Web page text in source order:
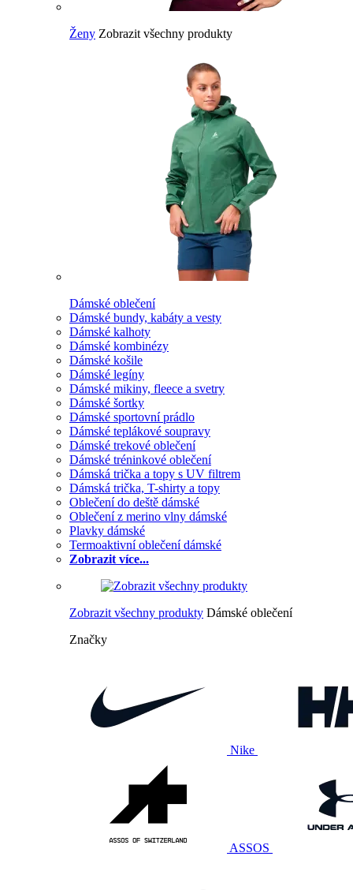
Ženy Zobrazit všechny produkty
Dámské oblečení
Dámské bundy, kabáty a vesty
Dámské kalhoty
Dámské kombinézy
Dámské košile
Dámské legíny
Dámské mikiny, fleece a svetry
Dámské šortky
Dámské sportovní prádlo
Dámské teplákové soupravy
Dámské trekové oblečení
Dámské tréninkové oblečení
Dámská trička a topy s UV filtrem
Dámská trička, T-shirty a topy
Oblečení do deště dámské
Oblečení z merino vlny dámské
Plavky dámské
Termoaktivní oblečení dámské
Zobrazit více...
Zobrazit všechny produkty Dámské oblečení
Značky
Nike
ASSOS